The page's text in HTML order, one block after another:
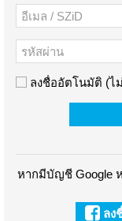
ลงชื่ออัตโนมัติ (ไ
หากมีบัญชี Google
ลง